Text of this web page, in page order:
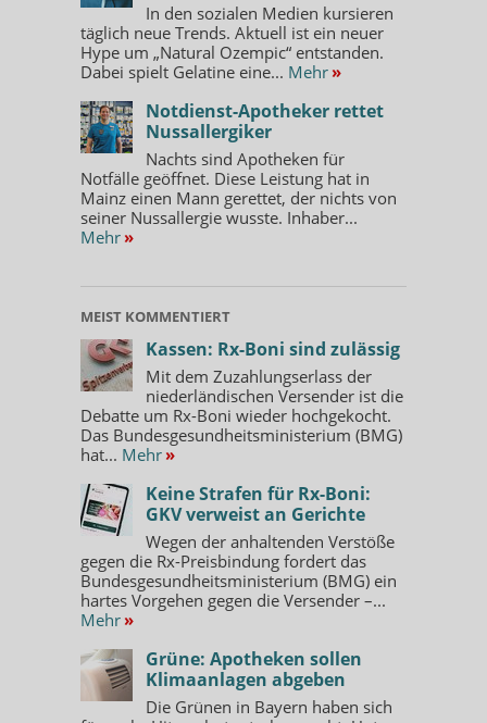
In den sozialen Medien kursieren
täglich neue Trends. Aktuell ist ein neuer
Hype um „Natural Ozempic“ entstanden.
Dabei spielt Gelatine eine... Mehr »
Notdienst-Apotheker rettet
Nussallergiker
Nachts sind Apotheken für
Notfälle geöffnet. Diese Leistung hat in
Mainz einen Mann gerettet, der nichts von
seiner Nussallergie wusste. Inhaber...
Mehr »
MEIST KOMMENTIERT
Kassen: Rx-Boni sind zulässig
Mit dem Zuzahlungserlass der
niederländischen Versender ist die
Debatte um Rx-Boni wieder hochgekocht.
Das Bundesgesundheitsministerium (BMG)
hat... Mehr »
Keine Strafen für Rx-Boni:
GKV verweist an Gerichte
Wegen der anhaltenden Verstöße
gegen die Rx-Preisbindung fordert das
Bundesgesundheitsministerium (BMG) ein
hartes Vorgehen gegen die Versender –...
Mehr »
Grüne: Apotheken sollen
Klimaanlagen abgeben
Die Grünen in Bayern haben sich